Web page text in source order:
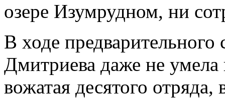
озере Изумрудном, ни
В ходе
Дмитриева даже не
вожатая десятого